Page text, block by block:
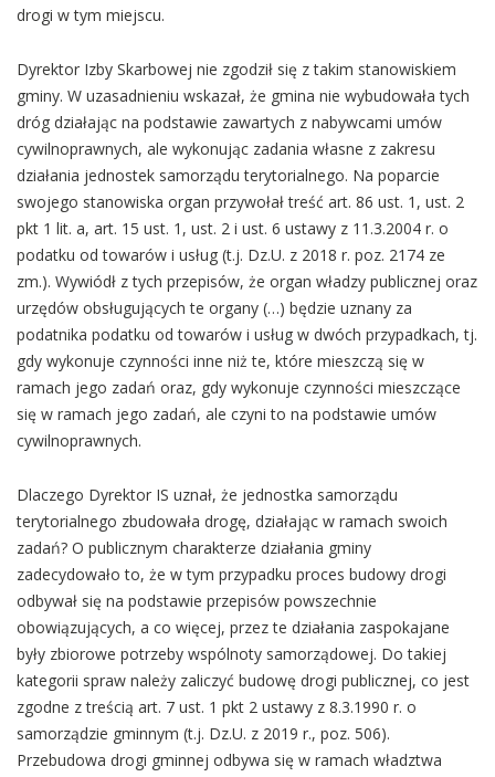
drogi w tym miejscu.
Dyrektor Izby Skarbowej nie zgodził się z takim stanowiskiem
gminy. W uzasadnieniu wskazał, że gmina nie wybudowała tych
dróg działając na podstawie zawartych z nabywcami umów
cywilnoprawnych, ale wykonując zadania własne z zakresu
działania jednostek samorządu terytorialnego. Na poparcie
swojego stanowiska organ przywołał treść art. 86 ust. 1, ust. 2
pkt 1 lit. a, art. 15 ust. 1, ust. 2 i ust. 6 ustawy z 11.3.2004 r. o
podatku od towarów i usług (t.j. Dz.U. z 2018 r. poz. 2174 ze
zm.). Wywiódł z tych przepisów, że organ władzy publicznej oraz
urzędów obsługujących te organy (…) będzie uznany za
podatnika podatku od towarów i usług w dwóch przypadkach, tj.
gdy wykonuje czynności inne niż te, które mieszczą się w
ramach jego zadań oraz, gdy wykonuje czynności mieszczące
się w ramach jego zadań, ale czyni to na podstawie umów
cywilnoprawnych.
Dlaczego Dyrektor IS uznał, że jednostka samorządu
terytorialnego zbudowała drogę, działając w ramach swoich
zadań? O publicznym charakterze działania gminy
zadecydowało to, że w tym przypadku proces budowy drogi
odbywał się na podstawie przepisów powszechnie
obowiązujących, a co więcej, przez te działania zaspokajane
były zbiorowe potrzeby wspólnoty samorządowej. Do takiej
kategorii spraw należy zaliczyć budowę drogi publicznej, co jest
zgodne z treścią art. 7 ust. 1 pkt 2 ustawy z 8.3.1990 r. o
samorządzie gminnym (t.j. Dz.U. z 2019 r., poz. 506).
Przebudowa drogi gminnej odbywa się w ramach władztwa